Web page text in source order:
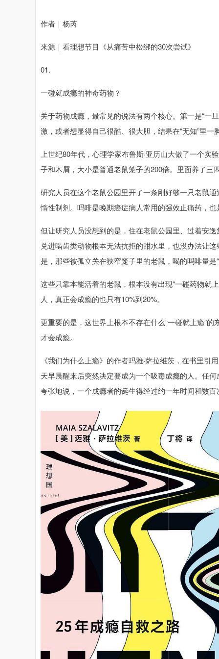
作者｜杨芮
来源｜看理想节目《从痛苦中松绑的30次尝试》
01.
一碰就成瘾的神奇药物？
关于药物成瘾，最常见的说法有两个核心。第一是“一
激，或者想显得自己很酷、很大胆，结果在“无知”里一
上世纪80年代，心理学家布鲁斯·亚历山大做了一个
子和木屑，大小是普通老鼠笼子的200倍。里面养了三
研究人员在这个老鼠公园里开了一条刚好够一只老鼠
惰性制剂。吗啡是晚期癌症病人常用的强效止痛药，
但让研究人员没想到的是，住在老鼠公园里、过着安
兑进啮齿类动物根本无法抗拒的甜水里，也没办法让
是，那些被孤立关在狭窄笼子里的老鼠，喝的吗啡量是
这些只靠本能活着的老鼠，根本没有出现“一碰药物就
人，真正会成瘾的也只有10%到20%。
更重要的是，这世界上根本不存在什么“一碰就上瘾”
才会成瘾。
《我们为什么上瘾》的作者玛雅·萨拉维茨，在书里引
天早晨醒来后突然决定要成为一个吸毒成瘾的人。任
夸张地说，一个成瘾者的诞生得经过约一年时间和数百